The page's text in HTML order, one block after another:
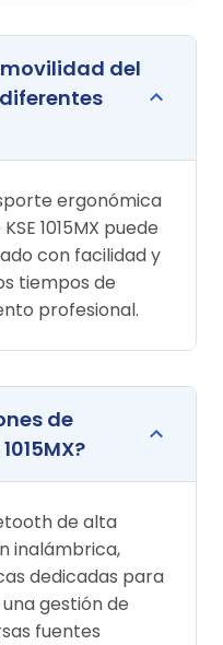
del
diferentes
ergonómica
1015MX puede
con facilidad y
tiempos de
profesional.
de
de alta
inalámbrica,
dedicadas para
gestión de
fuentes